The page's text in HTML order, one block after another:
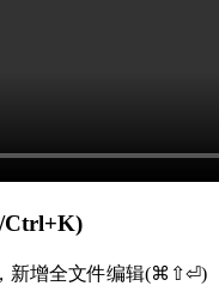
Ctrl+K)
新增全文件编辑(⌘⇧⏎)